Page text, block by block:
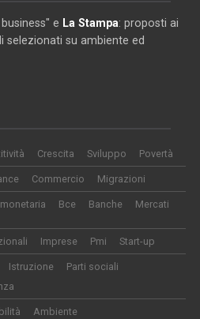
e La Stampa: proposti ai
selezionati su ambiente ed
Crescita Sviluppo Povertà
Commercio Migrazioni
Bce Banche Mercati
Imprese Pmi Start-up
Istruzione
Parti sociali
Ambiente